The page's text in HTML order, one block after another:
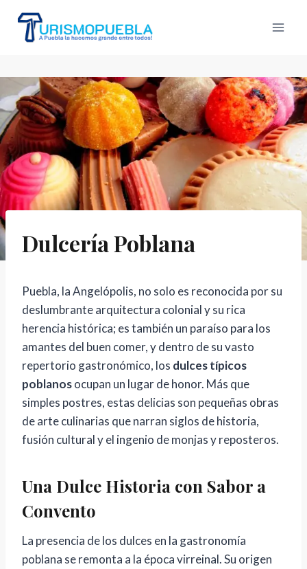
content
Dulcería Poblana
Puebla, la Angelópolis, no solo es reconocida por su
deslumbrante arquitectura colonial y su rica
herencia histórica; es también un paraíso para los
amantes del buen comer, y dentro de su vasto
repertorio gastronómico, los dulces típicos
poblanosocupan un lugar de honor. Más que
simples postres, estas delicias son pequeñas obras
de arte culinarias que narran siglos de historia,
fusión cultural y el ingenio de monjas y reposteros.
Una Dulce Historia con Sabor a
Convento
La presencia de los dulces en la gastronomía
poblana se remonta a la época virreinal. Su origen